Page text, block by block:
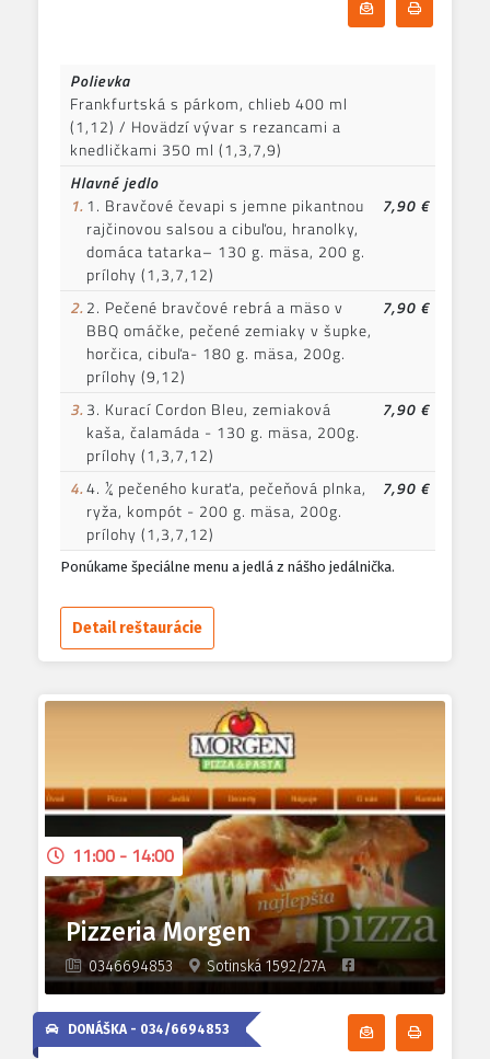
Odoberať
Polievka
Frankfurtská s párkom, chlieb 400 ml
(1,12) / Hovädzí vývar s rezancami a
knedličkami 350 ml (1,3,7,9)
Hlavné jedlo
1. 1. Bravčové čevapi s jemne pikantnou
rajčinovou salsou a cibuľou, hranolky,
domáca tatarka– 130 g. mäsa, 200 g.
prílohy (1,3,7,12)
7,90 €
2. 2. Pečené bravčové rebrá a mäso v
BBQ omáčke, pečené zemiaky v šupke,
horčica, cibuľa- 180 g. mäsa, 200g.
prílohy (9,12)
7,90 €
3. 3. Kurací Cordon Bleu, zemiaková
kaša, čalamáda - 130 g. mäsa, 200g.
prílohy (1,3,7,12)
7,90 €
4.4. ¼ pečeného kuraťa, pečeňová plnka,
ryža, kompót - 200 g. mäsa, 200g.
prílohy (1,3,7,12)
7,90 €
Ponúkame špeciálne menu a jedlá z nášho jedálnička.
Detail reštaurácie
Pizzeria Morgen
0346694853 Sotinská 1592/27A
Odoberať
DONÁŠKA - 034/6694853
11:00 - 14:00